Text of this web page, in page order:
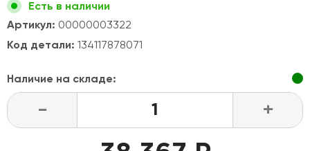
Есть в наличии
Артикул: 00000003322
Код детали: 134117878071
Наличие на складе:
- +